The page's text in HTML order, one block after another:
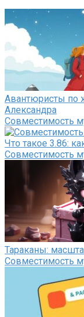
Авантюристы по
Александра
Совместимость
Что такое 3.86:
Совместимость
Тараканы:
Совместимость